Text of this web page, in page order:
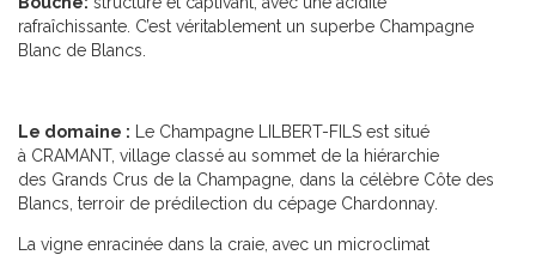
rafraîchissante. C’est véritablement un superbe Champagne
Blanc de Blancs.
Le domaine : Le Champagne LILBERT-FILS est situé
à CRAMANT, village classé au sommet de la hiérarchie
des Grands Crus de la Champagne, dans la célèbre Côte des
Blancs, terroir de prédilection du cépage Chardonnay.
La vigne enracinée dans la craie, avec un microclimat